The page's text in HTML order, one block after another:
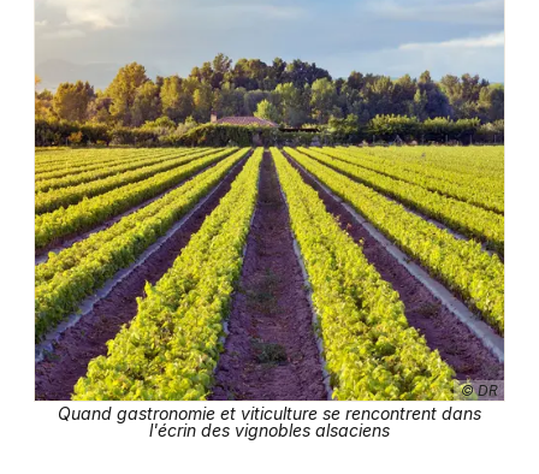
© DR
Quand gastronomie et viticulture se rencontrent dans
l'écrin des vignobles alsaciens